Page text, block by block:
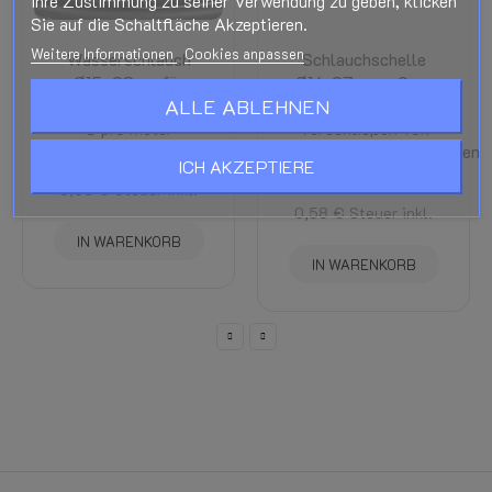
Wasserschlauch
Ø15x23mm für
Kühlmittel bis 120°
C pro Meter
Kühlmittelschlauch
5,08 € Steuer inkl.
IN WARENKORB
Schlauchschelle
Ø16-27mm – 9mm
Verschließen von
Gasschlauchverbindungen
0,58 € Steuer inkl.
IN WARENKORB
Sie auf die Schaltfläche Akzeptieren.
Weitere Informationen Cookies anpassen
ALLE ABLEHNEN
ICH AKZEPTIERE